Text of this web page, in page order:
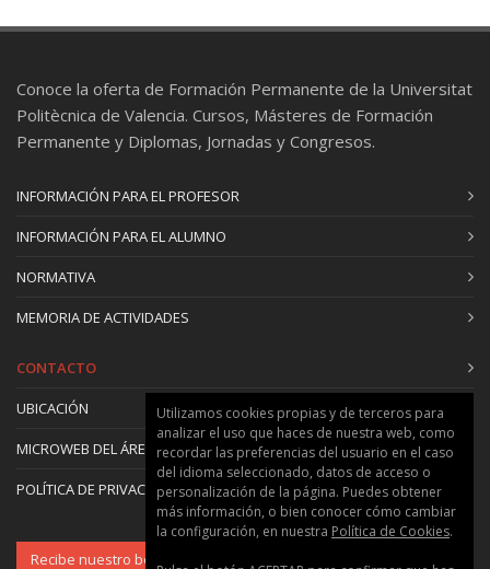
Conoce la oferta de Formación Permanente de la Universitat
Politècnica de Valencia. Cursos, Másteres de Formación
Permanente y Diplomas, Jornadas y Congresos.
INFORMACIÓN PARA EL PROFESOR
INFORMACIÓN PARA EL ALUMNO
NORMATIVA
MEMORIA DE ACTIVIDADES
CONTACTO
UBICACIÓN
MICROWEB DEL ÁREA
POLÍTICA DE PRIVACIDAD Y COOKIES
Recibe nuestro boletín
Utilizamos cookies propias y de terceros para
analizar el uso que haces de nuestra web, como
recordar las preferencias del usuario en el caso
del idioma seleccionado, datos de acceso o
personalización de la página. Puedes obtener
más información, o bien conocer cómo cambiar
la configuración, en nuestra Política de Cookies.